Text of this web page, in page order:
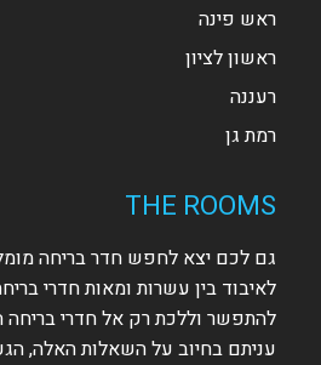
ראש פינה
ראשון לציון
רעננה
רמת גן
THE ROOMS
גם לכם יצא לחפש חדר בריחה
לאיבוד בין עשרות ומאות חדרי
להתפשר וללכת רק אל חדרי בריחה
עניתם בחיוב על השאלות האלה,